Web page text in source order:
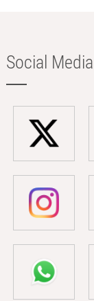
Social Media